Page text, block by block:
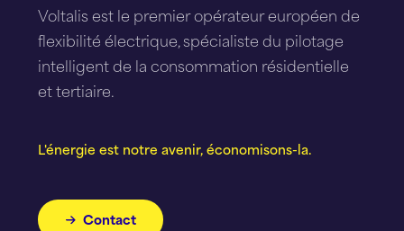
Voltalis est le premier opérateur européen de
flexibilité électrique, spécialiste du pilotage
intelligent de la consommation résidentielle
et tertiaire.
L'énergie est notre avenir, économisons-la.
Contact